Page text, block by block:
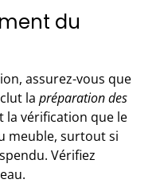
du
assurez-vous que
la préparation des
la vérification que le
meuble, surtout si
Vérifiez